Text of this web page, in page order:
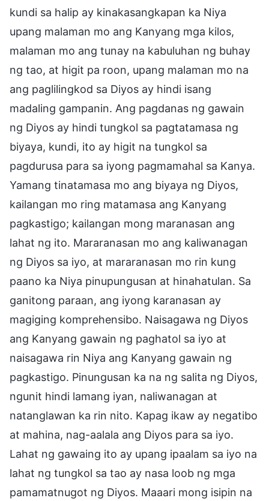
kundi sa halip ay kinakasangkapan ka Niya
upang malaman mo ang Kanyang mga kilos,
malaman mo ang tunay na kabuluhan ng buhay
ng tao, at higit pa roon, upang malaman mo na
ang paglilingkod sa Diyos ay hindi isang
madaling gampanin. Ang pagdanas ng gawain
ng Diyos ay hindi tungkol sa pagtatamasa ng
biyaya, kundi, ito ay higit na tungkol sa
pagdurusa para sa iyong pagmamahal sa Kanya.
Yamang tinatamasa mo ang biyaya ng Diyos,
kailangan mo ring matamasa ang Kanyang
pagkastigo; kailangan mong maranasan ang
lahat ng ito. Mararanasan mo ang kaliwanagan
ng Diyos sa iyo, at mararanasan mo rin kung
paano ka Niya pinupungusan at hinahatulan. Sa
ganitong paraan, ang iyong karanasan ay
magiging komprehensibo. Naisagawa ng Diyos
ang Kanyang gawain ng paghatol sa iyo at
naisagawa rin Niya ang Kanyang gawain ng
pagkastigo. Pinungusan ka na ng salita ng Diyos,
ngunit hindi lamang iyan, naliwanagan at
natanglawan ka rin nito. Kapag ikaw ay negatibo
at mahina, nag-aalala ang Diyos para sa iyo.
Lahat ng gawaing ito ay upang ipaalam sa iyo na
lahat ng tungkol sa tao ay nasa loob ng mga
pamamatnugot ng Diyos. Maaari mong isipin na